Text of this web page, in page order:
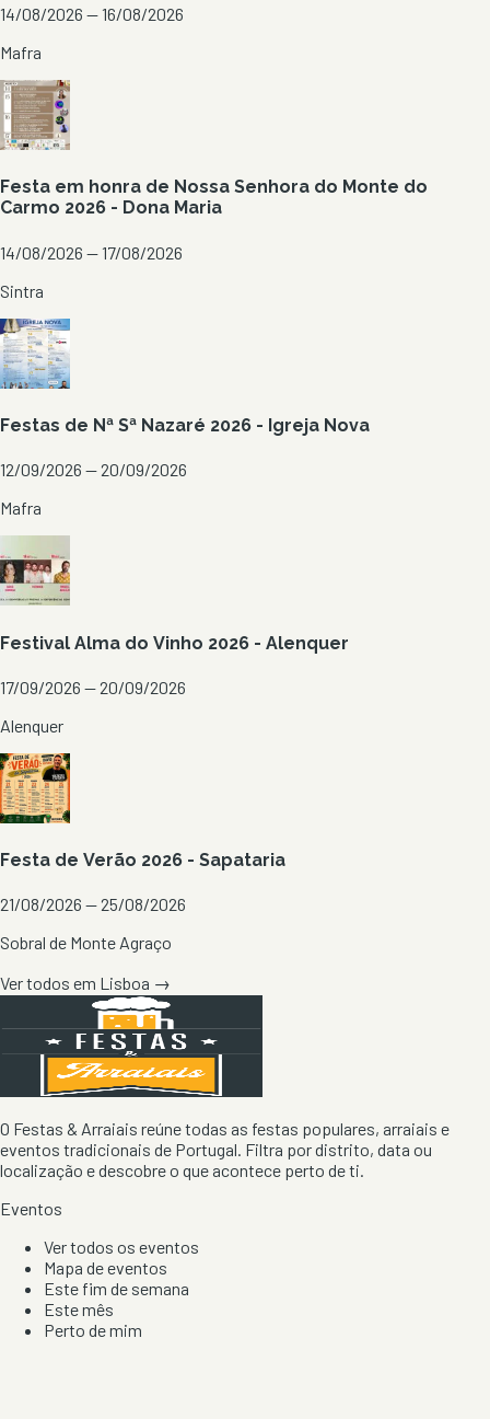
14/08/2026 — 16/08/2026
Mafra
Festa em honra de Nossa Senhora do Monte do
Carmo 2026 - Dona Maria
14/08/2026 — 17/08/2026
Sintra
Festas de Nª Sª Nazaré 2026 - Igreja Nova
12/09/2026 — 20/09/2026
Mafra
Festival Alma do Vinho 2026 - Alenquer
17/09/2026 — 20/09/2026
Alenquer
Festa de Verão 2026 - Sapataria
21/08/2026 — 25/08/2026
Sobral de Monte Agraço
Ver todos em Lisboa →
O Festas & Arraiais reúne todas as festas populares, arraiais e
eventos tradicionais de Portugal. Filtra por distrito, data ou
localização e descobre o que acontece perto de ti.
Eventos
Ver todos os eventos
Mapa de eventos
Este fim de semana
Este mês
Perto de mim